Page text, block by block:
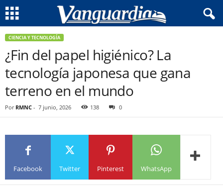
CIENCIA Y TECNOLOGÍA
¿Fin del papel higiénico? La
tecnología japonesa que gana
terreno en el mundo
Por RMNC - 7 junio, 2026 138 0
Facebook Twitter Pinterest WhatsApp